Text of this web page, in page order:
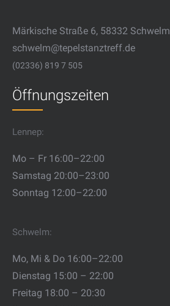
Märkische Straße 6, 58332 Schwelm
schwelm@tepelstanztreff.de
(02336) 819 7 505
Öffnungszeiten
Lennep:
Mo – Fr 16:00–22:00
Samstag 20:00–23:00
Sonntag 12:00–22:00
Schwelm:
Mo, Mi & Do 16:00–22:00
Dienstag 15:00 – 22:00
Freitag 18:00 – 20:30